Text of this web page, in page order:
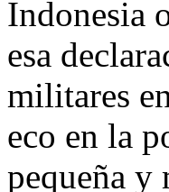
Indonesia
esa
militares
eco en la
pequeña y